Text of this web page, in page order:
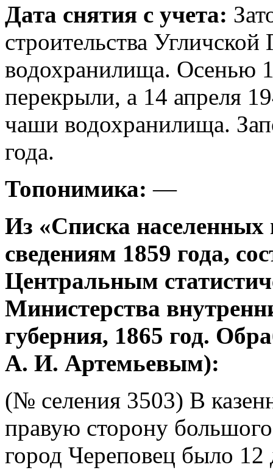
Дата снятия с учета:
строительства
водохранилища. Осенью
перекрыли, а 14 апреля
чаши водохранилища.
года.
Топонимика: —
Из «Списка населенных
сведениям 1859 года,
Центральным
Министерства
губерния, 1865 год.
А. И. Артемьевым):
(№ селения 3503) В
правую сторону
город Череповец было 12